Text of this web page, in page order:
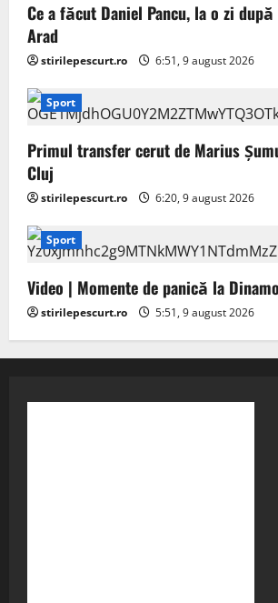
Ce a făcut Daniel Pancu, la o zi
Arad
stirilepescurt.ro 6:51, 9 august 2026
Sport
Primul transfer cerut de Marius
Cluj
stirilepescurt.ro 6:20, 9 august 2026
Sport
Video | Momente de panică la Dinamo
stirilepescurt.ro 5:51, 9 august 2026